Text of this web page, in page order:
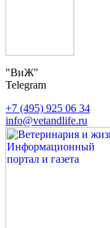
"ВиЖ"
Telegram
+7 (495) 925 06 34
info@vetandlife.ru